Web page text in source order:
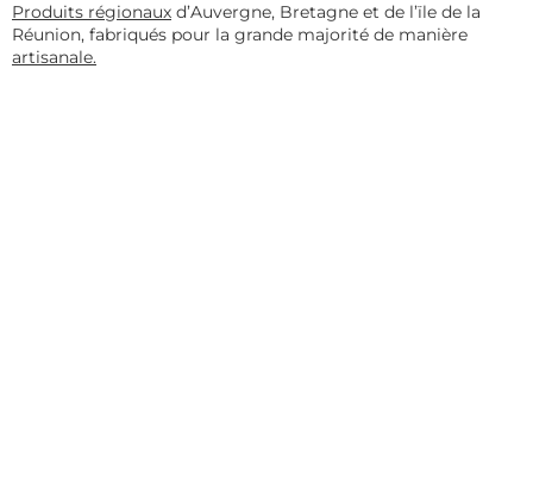
Produits régionaux d’Auvergne, Bretagne et de l’ïle de la
Réunion, fabriqués pour la grande majorité de manière
artisanale.